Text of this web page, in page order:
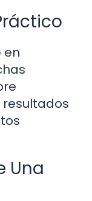
en
Una